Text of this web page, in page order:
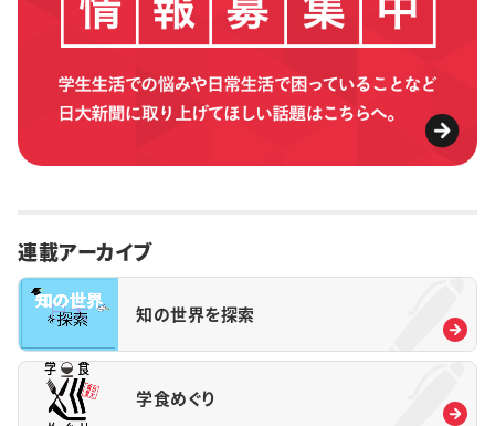
連載アーカイブ
知の世界を探索
学食めぐり